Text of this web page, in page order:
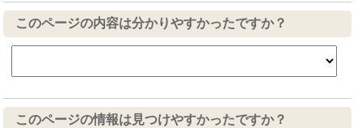
このページの内容は分かりやすかったですか？
このページの情報は見つけやすかったですか？